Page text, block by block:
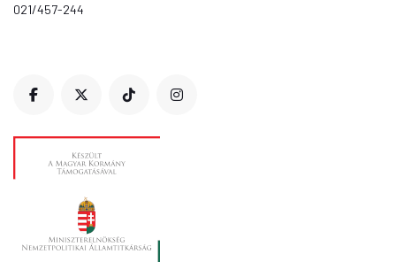
021/457-244